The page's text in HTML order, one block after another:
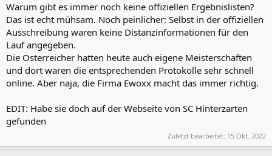
Warum gibt es immer noch keine offiziellen Ergebnislisten?
Das ist echt mühsam. Noch peinlicher: Selbst in der offiziellen
Ausschreibung waren keine Distanzinformationen für den
Lauf angegeben.
Die Österreicher hatten heute auch eigene Meisterschaften
und dort waren die entsprechenden Protokolle sehr schnell
online. Aber naja, die Firma Ewoxx macht das immer richtig.
EDIT: Habe sie doch auf der Webseite von SC Hinterzarten
gefunden
Zuletzt bearbeitet: 15 Okt. 2022